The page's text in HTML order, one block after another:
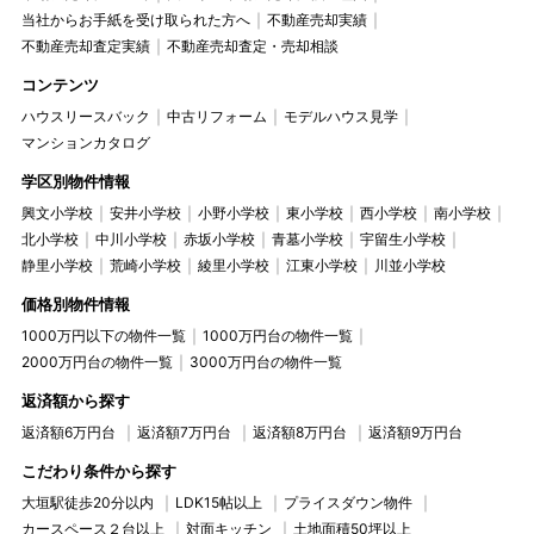
当社からお手紙を受け取られた方へ
不動産売却実績
不動産売却査定実績
不動産売却査定・売却相談
コンテンツ
ハウスリースバック 中古リフォーム
モデルハウス見学
マンションカタログ
学区別物件情報
興文小学校 安井小学校 小野小学校 東小学校 西小学校
南小学校
北小学校
中川小学校 赤坂小学校 青墓小学校
宇留生小学校
静里小学校
荒崎小学校 綾里小学校 江東小学校 川並小学校
価格別物件情報
1000万円以下の物件一覧
1000万円台の物件一覧
2000万円台の物件一覧
3000万円台の物件一覧
返済額から探す
返済額6万円台 返済額7万円台 返済額8万円台 返済額9万円台
こだわり条件から探す
大垣駅徒歩20分以内 LDK15帖以上
プライスダウン物件
カースペース２台以上
対面キッチン 土地面積50坪以上